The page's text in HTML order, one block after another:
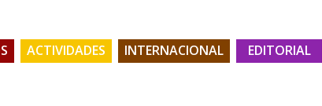
ACTIVIDADES INTERNACIONAL EDITORIAL